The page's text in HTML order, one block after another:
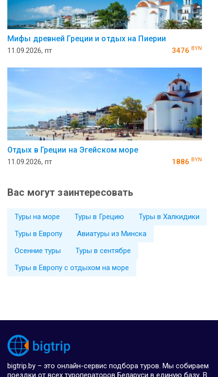
Мифы древней Греции и отдых на Пиерии
11.09.2026, пт 3476 BYN
Отдых в Греции на Эгейском море
11.09.2026, пт 1886 BYN
Вас могут заинтересовать
Туры на море Туры в Грецию
Туры в Халкидики
Туры в Европу
Авиатуры из Минска
Осенние туры
Туры в сентябре
Туры в Европу с отдыхом на море
bigtrip.by – это онлайн-сервис подбора туров. Мы собираем
поездки от всех туроператоров Беларуси в единую базу. В